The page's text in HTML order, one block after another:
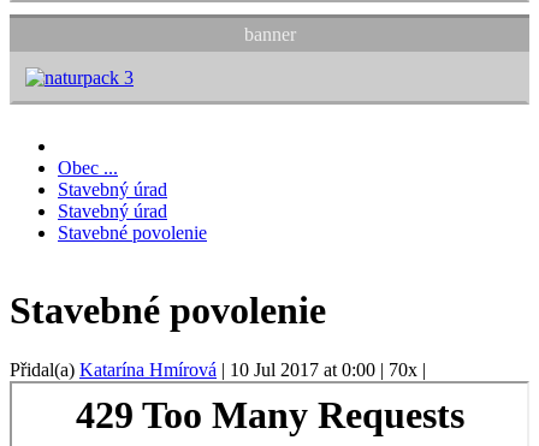
banner
Obec ...
Stavebný úrad
Stavebný úrad
Stavebné povolenie
Stavebné povolenie
Přidal(a) Katarína Hmírová | 10 Jul 2017 at 0:00 | 70x |